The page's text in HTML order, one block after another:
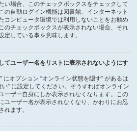
い場合、このチェックボックスをチェックして
の自動ログイン機能は図書館、インターネット
コンピュータ環境では利用しないことをお勧め
のチェックボックスが表示されない場合、それ
している事を意味します。
てユーザー名をリストに表示されないようにす
にオプション “オンライン状態を隠す” があるは
” に設定してください。そうすればオンライン
ーザー自身にしか表示されなくなります。この
ユーザー名が表示されなくなり、かわりにお忍
れます。